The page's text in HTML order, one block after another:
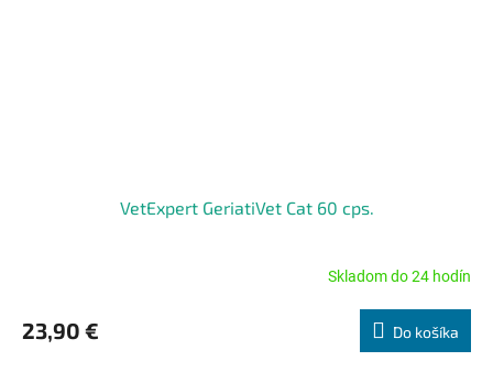
VetExpert GeriatiVet Cat 60 cps.
produktu
je
Skladom do 24 hodín
23,90 € Do košíka